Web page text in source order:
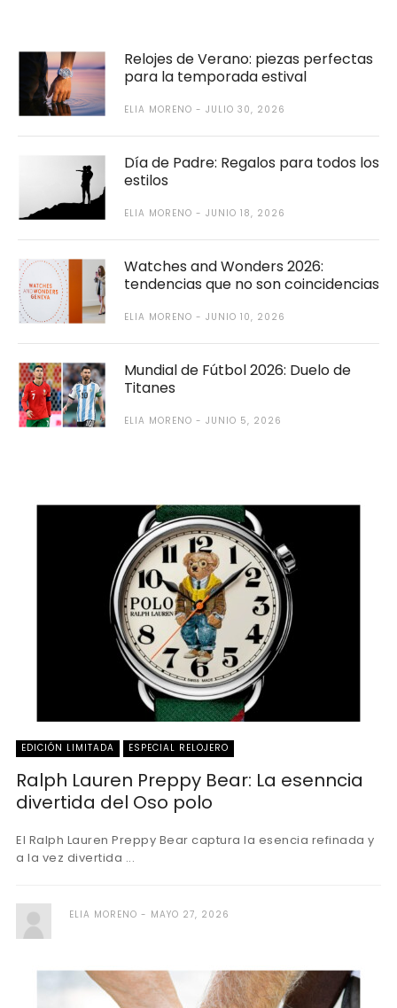
Relojes de Verano: piezas perfectas
para la temporada estival
ELIA MORENO JULIO 30, 2026
Día de Padre: Regalos para todos los
estilos
ELIA MORENO JUNIO 18, 2026
Watches and Wonders 2026:
tendencias que no son coincidencias
ELIA MORENO JUNIO 10, 2026
Mundial de Fútbol 2026: Duelo de
Titanes
ELIA MORENO JUNIO 5, 2026
EDICIÓN LIMITADA ESPECIAL RELOJERO
Ralph Lauren Preppy Bear: La esenncia
divertida del Oso polo
El Ralph Lauren Preppy Bear captura la esencia refinada y
a la vez divertida ...
ELIA MORENO MAYO 27, 2026